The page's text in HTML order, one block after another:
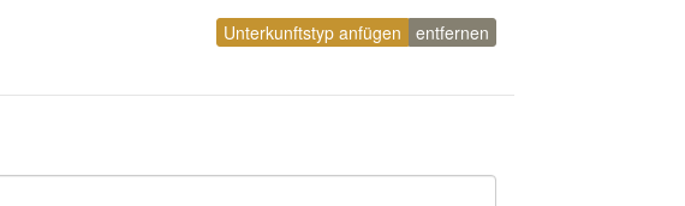
Unterkunftstyp anfügen
entfernen